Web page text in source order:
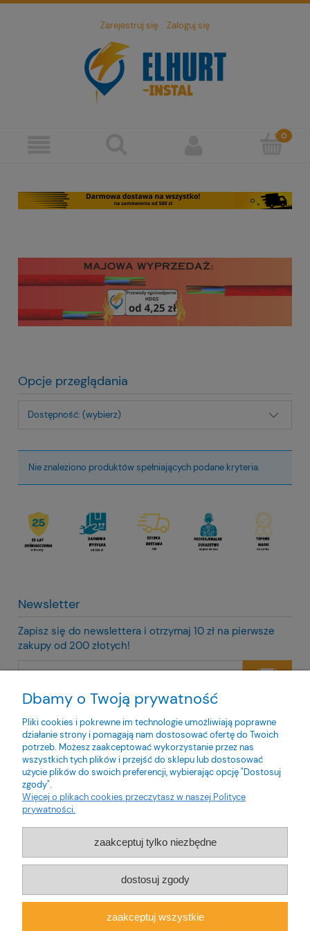
Zarejestruj się Zaloguj się
Opcje przeglądania
Dostępność: (wybierz)
Nie znaleziono produktów spełniających podane kryteria.
Newsletter
Zapisz się do newslettera i otrzymaj 10 zł na pierwsze
zakupy od 200 złotych!
Twoje dane będą przetwarzane zgodnie z nasząpolityką
prywatności
Pomoc
Moje konto
Dbamy o Twoją prywatność
Pliki cookies i pokrewne im technologie umożliwiają poprawne
działanie strony i pomagają nam dostosować ofertę do Twoich
potrzeb. Możesz zaakceptować wykorzystanie przez nas
wszystkich tych plików i przejść do sklepu lub dostosować
użycie plików do swoich preferencji, wybierając opcję "Dostosuj
zgody".
Więcej o plikach cookies przeczytasz w naszej Polityce
prywatności.
zaakceptuj tylko niezbędne
dostosuj zgody
zaakceptuj wszystkie